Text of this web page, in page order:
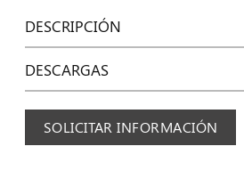
DESCRIPCIÓN
DESCARGAS
SOLICITAR INFORMACIÓN